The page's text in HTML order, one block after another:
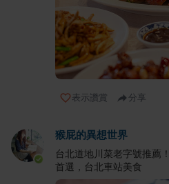
表示讚賞 分享
猴屁的異想世界
台北道地川菜老字號推薦
首選，台北車站美食